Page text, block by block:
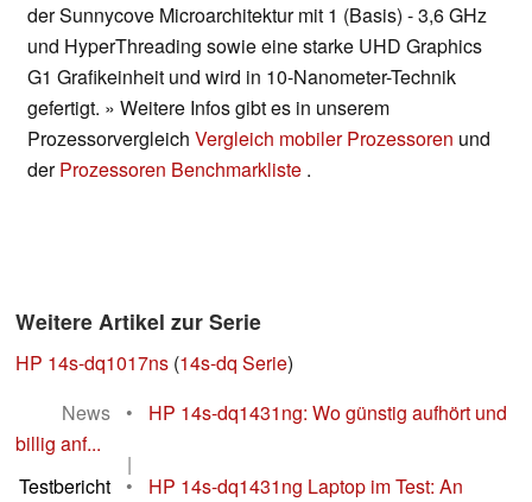
der Sunnycove Microarchitektur mit 1 (Basis) - 3,6 GHz
und HyperThreading sowie eine starke UHD Graphics
G1 Grafikeinheit und wird in 10-Nanometer-Technik
gefertigt. » Weitere Infos gibt es in unserem
Prozessorvergleich Vergleich mobiler Prozessoren und
derProzessoren Benchmarkliste .
Weitere Artikel zur Serie
HP 14s-dq1017ns (14s-dq Serie)
News
•
HP 14s-dq1431ng: Wo günstig aufhört und
billig anf...
|
Testbericht
•
HP 14s-dq1431ng Laptop im Test: An